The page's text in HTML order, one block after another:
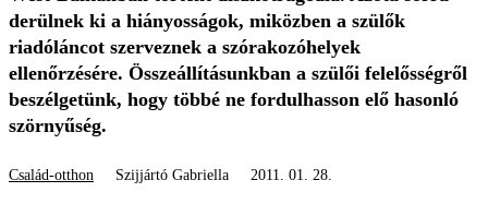
derülnek ki a hiányosságok, miközben a szülők
riadóláncot szerveznek a szórakozóhelyek
ellenőrzésére. Összeállításunkban a szülői felelősségről
beszélgetünk, hogy többé ne fordulhasson elő hasonló
szörnyűség.
Család-otthon Szijjártó Gabriella 2011. 01. 28.